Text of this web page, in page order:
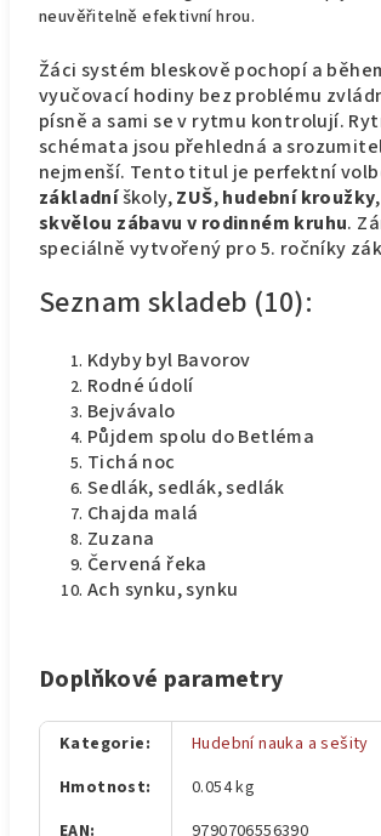
neuvěřitelně efektivní hrou.
Žáci systém bleskově pochopí a
vyučovací hodiny bez problému
písně a sami se v rytmu kontrolují.
schémata jsou přehledná a
nejmenší. Tento titul je perfektní
základníškoly,ZUŠ,hudební kroužky
skvělou zábavu v rodinném kruhu.
speciálně vytvořený pro 5. ročníky
Seznam skladeb (10):
Kdyby byl Bavorov
Rodné údolí
Bejvávalo
Půjdem spolu do Betléma
Tichá noc
Sedlák, sedlák, sedlák
Chajda malá
Zuzana
Červená řeka
Ach synku, synku
Doplňkové parametry
Kategorie:
Hudební nauka a sešity
Hmotnost:
0.054 kg
EAN:
9790706556390